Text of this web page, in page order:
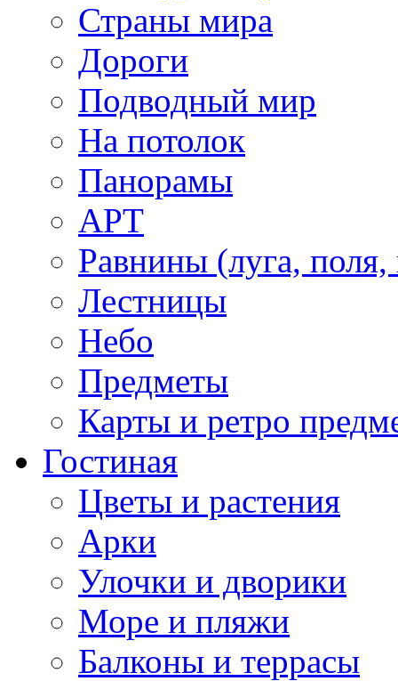
Страны мира
Дороги
Подводный мир
На потолок
Панорамы
АРТ
Равнины (луга,
Лестницы
Небо
Предметы
Карты и ретро
Гостиная
Цветы и растения
Арки
Улочки и дворики
Море и пляжи
Балконы и террасы